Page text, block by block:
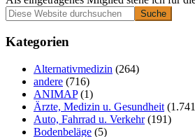
Primäre
Seitenleiste
Diese
Website
durchsuchen
Kategorien
Alternativmedizin (264)
andere (716)
ANIMAP(1)
Ärzte, Medizin u. Gesundheit
Auto, Fahrrad u. Verkehr(191)
Bodenbeläge (5)